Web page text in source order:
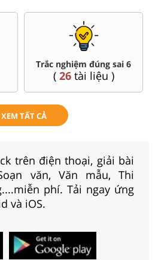
Trắc nghiệm đúng sai 6
( 26tài liệu )
XEM TẤT CẢ
trên điện thoại, giải bài
văn, Văn mẫu, Thi
phí. Tải ngay ứng
và iOS.